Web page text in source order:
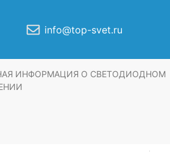
info@top-svet.ru
ИНФОРМАЦИЯ О СВЕТОДИОДНОМ